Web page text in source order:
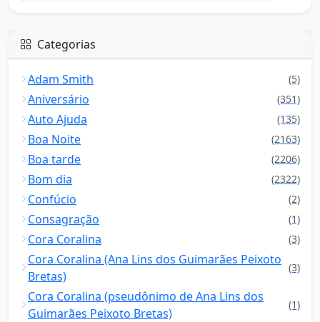
Categorias
Adam Smith (5)
Aniversário (351)
Auto Ajuda (135)
Boa Noite (2163)
Boa tarde (2206)
Bom dia (2322)
Confúcio (2)
Consagração (1)
Cora Coralina (3)
Cora Coralina (Ana Lins dos Guimarães Peixoto
Bretas)
(3)
Cora Coralina (pseudônimo de Ana Lins dos
Guimarães Peixoto Bretas)
(1)